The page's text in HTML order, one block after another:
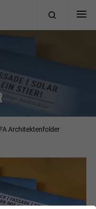
Architektenfolder